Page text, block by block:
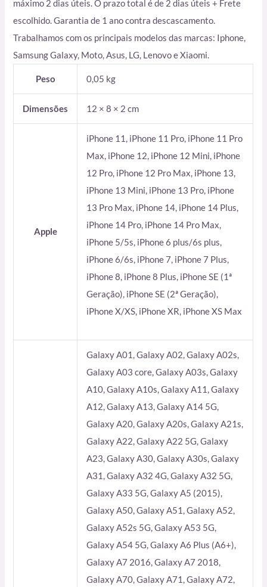
máximo 2 dias úteis. O prazo total é de 2 dias úteis + Frete
escolhido. Garantia de 1 ano contra descascamento.
Trabalhamos com os principais modelos das marcas: Iphone,
Samsung Galaxy, Moto, Asus, LG, Lenovo e Xiaomi.
Peso 0,05 kg
Dimensões 12 × 8 × 2 cm
Apple
iPhone 11, iPhone 11 Pro, iPhone 11 Pro
Max, iPhone 12, iPhone 12 Mini, iPhone
12 Pro, iPhone 12 Pro Max, iPhone 13,
iPhone 13 Mini, iPhone 13 Pro, iPhone
13 Pro Max, iPhone 14, iPhone 14 Plus,
iPhone 14 Pro, iPhone 14 Pro Max,
iPhone 5/5s, iPhone 6 plus/6s plus,
iPhone 6/6s, iPhone 7, iPhone 7 Plus,
iPhone 8, iPhone 8 Plus, iPhone SE (1ª
Geração), iPhone SE (2ª Geração),
iPhone X/XS, iPhone XR, iPhone XS Max
Galaxy A01, Galaxy A02, Galaxy A02s,
Galaxy A03 core, Galaxy A03s, Galaxy
A10, Galaxy A10s, Galaxy A11, Galaxy
A12, Galaxy A13, Galaxy A14 5G,
Galaxy A20, Galaxy A20s, Galaxy A21s,
Galaxy A22, Galaxy A22 5G, Galaxy
A23, Galaxy A30, Galaxy A30s, Galaxy
A31, Galaxy A32 4G, Galaxy A32 5G,
Galaxy A33 5G, Galaxy A5 (2015),
Galaxy A50, Galaxy A51, Galaxy A52,
Galaxy A52s 5G, Galaxy A53 5G,
Galaxy A54 5G, Galaxy A6 Plus (A6+),
Galaxy A7 2016, Galaxy A7 2018,
Galaxy A70, Galaxy A71, Galaxy A72,